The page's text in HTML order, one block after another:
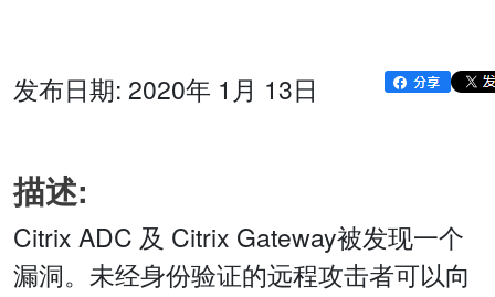
发布日期: 2020年 1月 13日
描述:
Citrix ADC 及 Citrix Gateway被发现一个
漏洞。未经身份验证的远程攻击者可以向